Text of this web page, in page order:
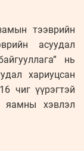
тээврийн
асуудал
нь
хариуцсан
чиг үүрэгтэй
яамны хэвлэл